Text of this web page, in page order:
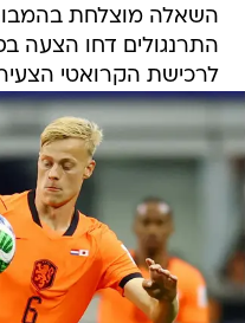
השאלה מוצלחת
לרכישת הקרואטי